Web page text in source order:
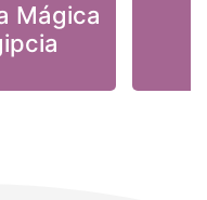
Mágica